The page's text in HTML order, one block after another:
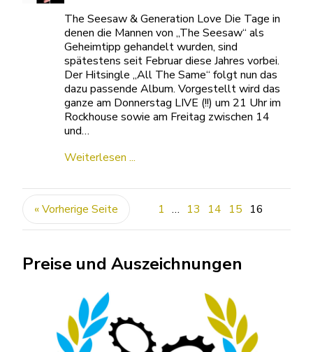
The Seesaw & Generation Love Die Tage in
denen die Mannen von „The Seesaw“ als
Geheimtipp gehandelt wurden, sind
spätestens seit Februar diese Jahres vorbei.
Der Hitsingle „All The Same“ folgt nun das
dazu passende Album. Vorgestellt wird das
ganze am Donnerstag LIVE (!!) um 21 Uhr im
Rockhouse sowie am Freitag zwischen 14
und…
Weiterlesen ...
« Vorherige Seite 1 … 13 14 15 16
Preise und Auszeichnungen